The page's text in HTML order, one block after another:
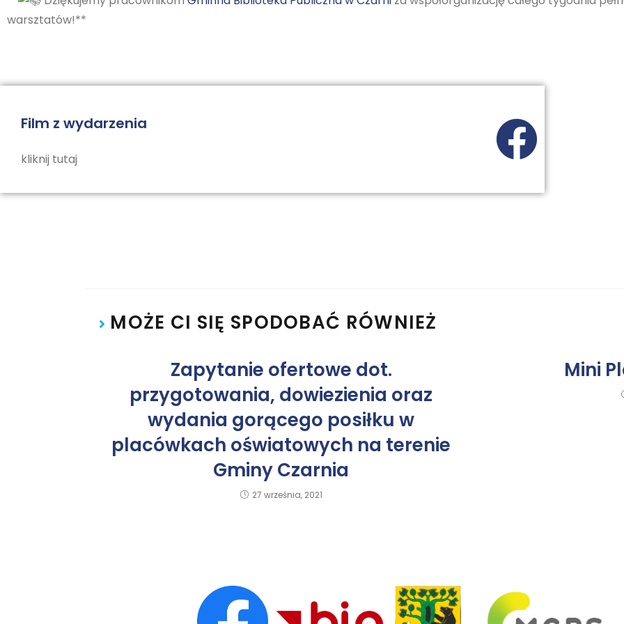
warsztatów!**
Film z wydarzenia
kliknij tutaj
MOŻE CI SIĘ SPODOBAĆ RÓWNIEŻ
Zapytanie ofertowe dot.
przygotowania, dowiezienia oraz
wydania gorącego posiłku w
placówkach oświatowych na terenie
Gminy Czarnia
27 września, 2021
Mini